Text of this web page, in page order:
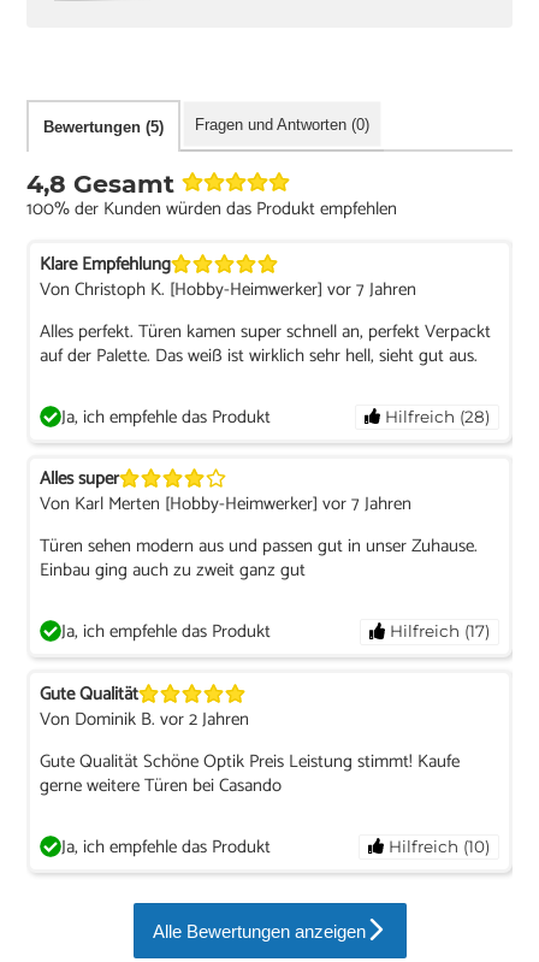
Bewertungen (5) Fragen und Antworten (0)
4,8 Gesamt
100% der Kunden würden das Produkt empfehlen
Klare Empfehlung
Von Christoph K. [Hobby-Heimwerker] vor 7 Jahren
Alles perfekt. Türen kamen super schnell an, perfekt Verpackt
auf der Palette. Das weiß ist wirklich sehr hell, sieht gut aus.
Ja, ich empfehle das Produkt Hilfreich (28)
Alles super
Von Karl Merten [Hobby-Heimwerker] vor 7 Jahren
Türen sehen modern aus und passen gut in unser Zuhause.
Einbau ging auch zu zweit ganz gut
Ja, ich empfehle das Produkt Hilfreich (17)
Gute Qualität
Von Dominik B. vor 2 Jahren
Gute Qualität Schöne Optik Preis Leistung stimmt! Kaufe
gerne weitere Türen bei Casando
Ja, ich empfehle das Produkt Hilfreich (10)
Alle Bewertungen anzeigen